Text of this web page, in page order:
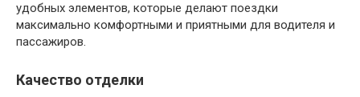
удобных элементов, которые делают поездки
максимально комфортными и приятными для водителя и
пассажиров.
Качество отделки